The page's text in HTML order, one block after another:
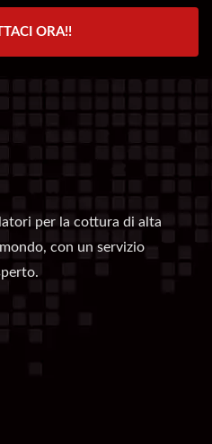
ORA!!
per la cottura di alta
con un servizio